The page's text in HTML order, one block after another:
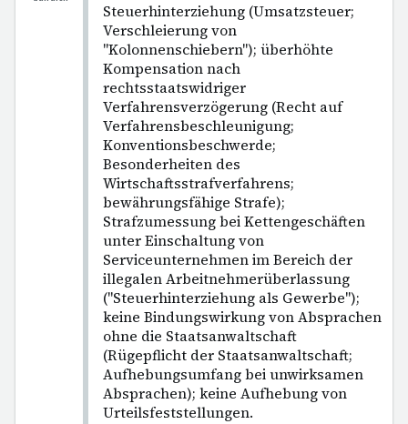
Steuerhinterziehung (Umsatzsteuer;
Verschleierung von
"Kolonnenschiebern"); überhöhte
Kompensation nach
rechtsstaatswidriger
Verfahrensverzögerung (Recht auf
Verfahrensbeschleunigung;
Konventionsbeschwerde;
Besonderheiten des
Wirtschaftsstrafverfahrens;
bewährungsfähige Strafe);
Strafzumessung bei Kettengeschäften
unter Einschaltung von
Serviceunternehmen im Bereich der
illegalen Arbeitnehmerüberlassung
("Steuerhinterziehung als Gewerbe");
keine Bindungswirkung von Absprachen
ohne die Staatsanwaltschaft
(Rügepflicht der Staatsanwaltschaft;
Aufhebungsumfang bei unwirksamen
Absprachen); keine Aufhebung von
Urteilsfeststellungen.